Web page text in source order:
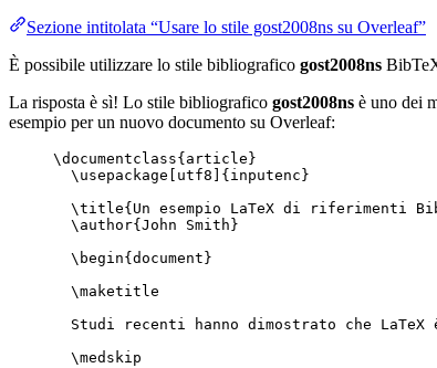
Sezione intitolata “Usare lo stile gost2008ns su Overleaf”
È possibile utilizzare lo stile bibliografico gost2008ns
La risposta è sì! Lo stile bibliografico gost2008ns è uno dei
esempio per un nuovo documento su Overleaf:
\documentclass{ article }
\usepackage
utf8 ]{ inputenc }
\title{Un esempio LaTeX di riferimenti
\author{John Smith}
\begin{ document }
\maketitle
Studi recenti hanno dimostrato che
\medskip